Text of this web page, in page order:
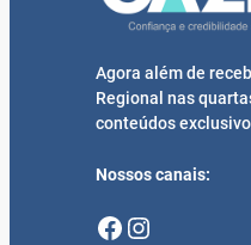
Agora além de
Regional nas
conteúdos
Nossos canais:
Facebook Instagram